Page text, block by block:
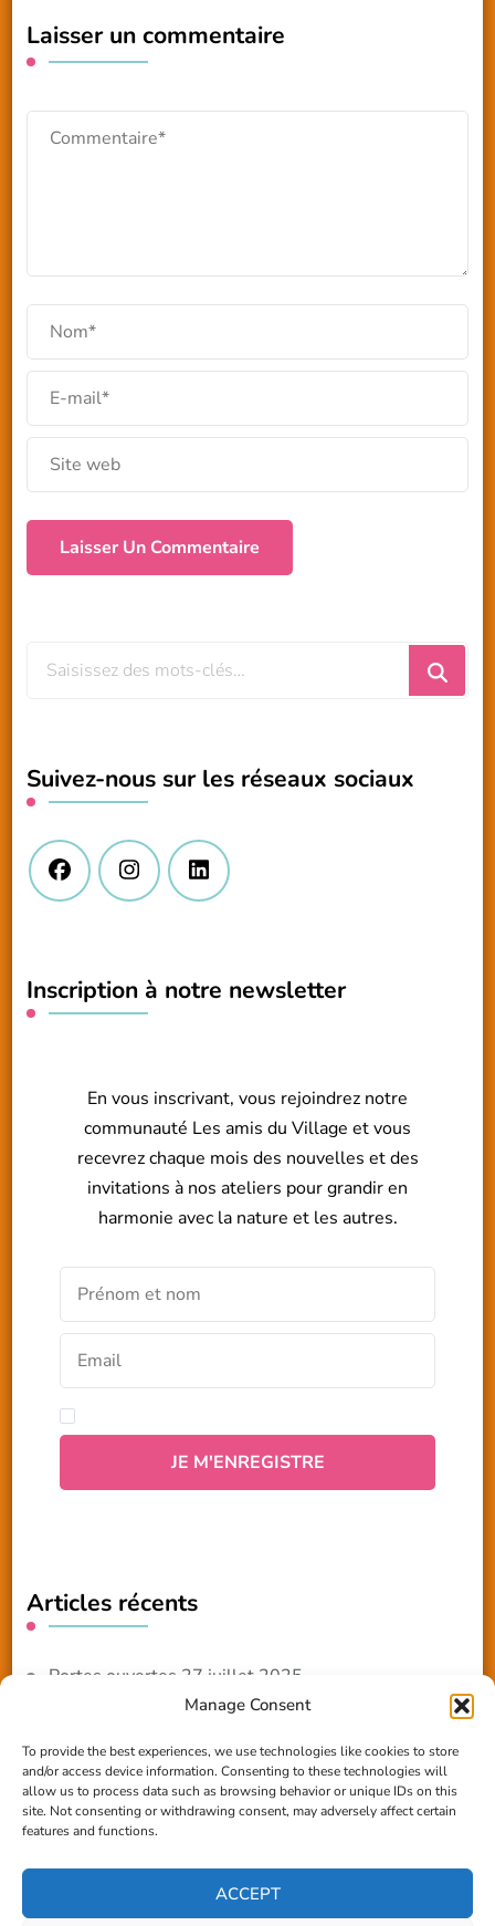
Manage Consent
To provide the best experiences, we use technologies like cookies to store
and/or access device information. Consenting to these technologies will
allow us to process data such as browsing behavior or unique IDs on this
site. Not consenting or withdrawing consent, may adversely affect certain
features and functions.
ACCEPT
Laisser un commentaire
?
Suivez-nous sur les réseaux sociaux
Inscription à notre newsletter
En vous inscrivant, vous rejoindrez notre
communauté Les amis du Village et vous
recevrez chaque mois des nouvelles et des
invitations à nos ateliers pour grandir en
harmonie avec la nature et les autres.
Articles récents
Portes ouvertes 27 juillet 2025
Reportage TV Com
Construction en terre-paille
Chantier Participatif Terre Paille 6/7/24